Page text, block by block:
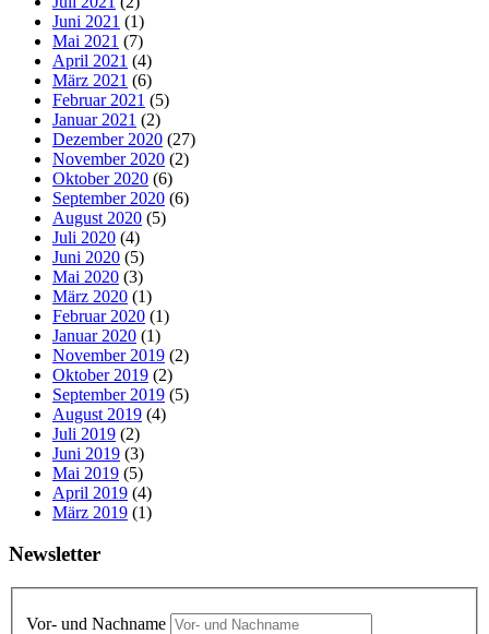
Juni 2021 (1)
Mai 2021 (7)
April 2021 (4)
März 2021 (6)
Februar 2021 (5)
Januar 2021 (2)
Dezember 2020 (27)
November 2020 (2)
Oktober 2020 (6)
September 2020 (6)
August 2020 (5)
Juli 2020 (4)
Juni 2020 (5)
Mai 2020 (3)
März 2020 (1)
Februar 2020 (1)
Januar 2020 (1)
November 2019 (2)
Oktober 2019 (2)
September 2019 (5)
August 2019 (4)
Juli 2019 (2)
Juni 2019 (3)
Mai 2019 (5)
April 2019 (4)
März 2019 (1)
Newsletter
Vor- und Nachname